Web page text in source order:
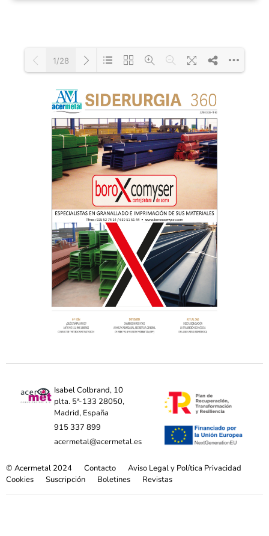
Loading PDF 113% ...
1/28
Isabel Colbrand, 10
plta. 5ª-133 28050,
Madrid, España
915 337 899
acermetal@acermetal.es
© Acermetal 2024 Contacto
Aviso Legal y Política Privacidad
Cookies
Suscripción Boletines Revistas